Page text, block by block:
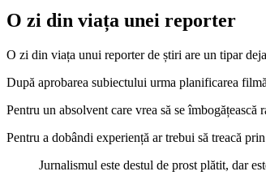
O zi din viața unei reporter
O zi din viața unui reporter de știri are un tipar
După aprobarea subiectului urma planificarea
Pentru un absolvent care vrea să se
Pentru a dobândi experiență ar trebui să treacă
Jurnalismul este destul de prost plătit, dar